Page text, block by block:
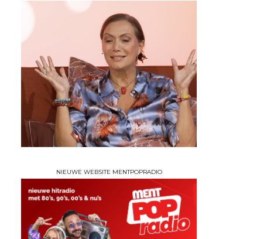
NIEUWE WEBSITE MENTPOPRADIO